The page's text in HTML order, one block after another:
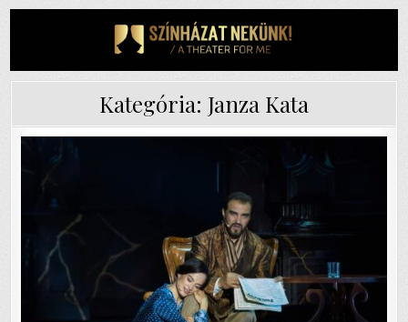
Kategória: Janza Kata